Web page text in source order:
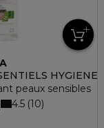
de cheveux
HYGIENE
peaux sensibles
4.5 10